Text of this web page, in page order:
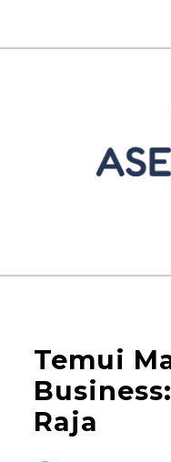
Temui
Raja